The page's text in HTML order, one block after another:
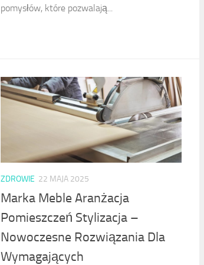
pomysłów, które pozwalają...
ZDROWIE 22 MAJA 2025
Marka Meble Aranżacja
Pomieszczeń Stylizacja –
Nowoczesne Rozwiązania Dla
Wymagających